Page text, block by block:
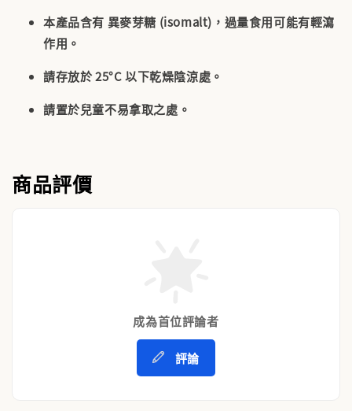
本產品含有 異麥芽糖 (isomalt) ，過量食用可能有輕瀉
作用。
請存放於 25°C 以下乾燥陰涼處。
請置於兒童不易拿取之處。
商品評價
成為首位評論者
評論